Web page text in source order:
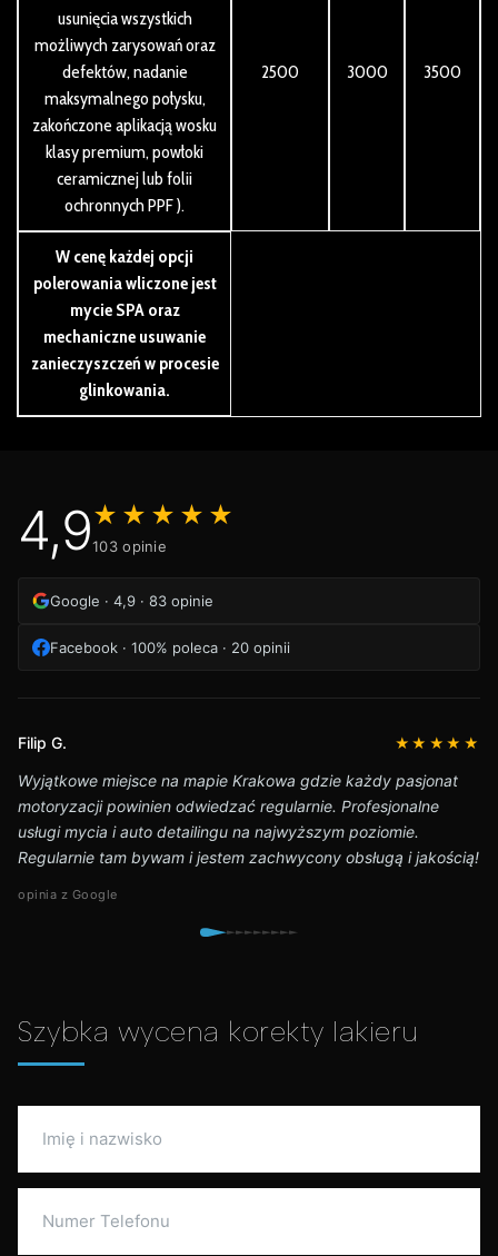
usunięcia wszystkich
możliwych zarysowań oraz
defektów, nadanie
maksymalnego połysku,
zakończone aplikacją wosku
klasy premium, powłoki
ceramicznej lub folii
ochronnych PPF ).
2500 3000 3500
W cenę każdej opcji
polerowania wliczone jest
mycie SPA oraz
mechaniczne usuwanie
zanieczyszczeń w procesie
glinkowania.
Szybka wycena korekty lakieru
4,9★★★★★
103 opinie
Google · 4,9 · 83 opinie
Facebook · 100% poleca · 20 opinii